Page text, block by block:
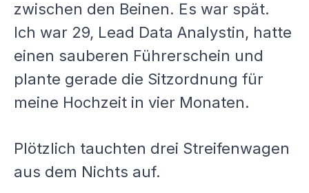
zwischen den Beinen. Es war spät.
Ich war 29, Lead Data Analystin, hatte
einen sauberen Führerschein und
plante gerade die Sitzordnung für
meine Hochzeit in vier Monaten.
Plötzlich tauchten drei Streifenwagen
aus dem Nichts auf.